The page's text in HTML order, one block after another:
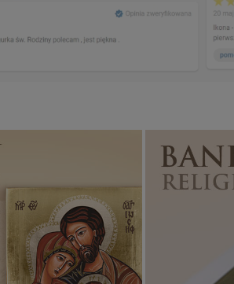
Ikony religijne
PONAD 400
WZORÓW